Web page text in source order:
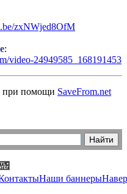
zxNWjed8OfM
:
video-24949585_168191453
помощи SaveFrom.net
Наши баннеры